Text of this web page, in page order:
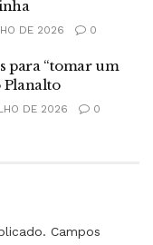
DE 2026 0
para “tomar um
Planalto
DE 2026 0
Campos